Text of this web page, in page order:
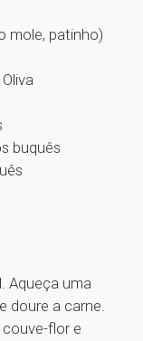
mole, patinho)
buquês
Aqueça uma
doure a carne.
flor e